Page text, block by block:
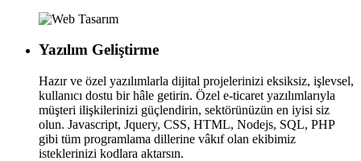
Yazılım Geliştirme
Hazır ve özel yazılımlarla dijital projelerinizi eksiksiz, işlevsel,
kullanıcı dostu bir hâle getirin. Özel e-ticaret yazılımlarıyla
müşteri ilişkilerinizi güçlendirin, sektörünüzün en iyisi siz
olun. Javascript, Jquery, CSS, HTML, Nodejs, SQL, PHP
gibi tüm programlama dillerine vâkıf olan ekibimiz
isteklerinizi kodlara aktarsın.